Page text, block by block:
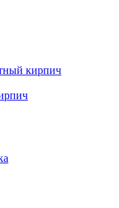
кирпич